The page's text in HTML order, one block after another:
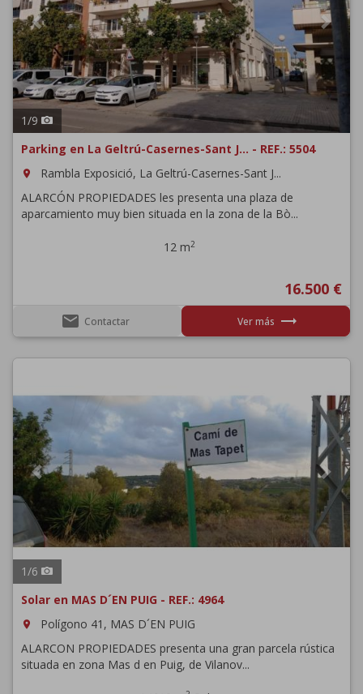
1/9
Parking en La Geltrú-Casernes-Sant J... - REF.: 5504
room
Rambla Exposició, La Geltrú-Casernes-Sant J...
ALARCÓN PROPIEDADES les presenta una plaza de
aparcamiento muy bien situada en la zona de la Bò...
12 m2
16.500 €
email Contactar Ver más trending_flat
Previous Next
1/6
Solar en MAS D´EN PUIG - REF.: 4964
room
Polígono 41, MAS D´EN PUIG
ALARCON PROPIEDADES presenta una gran parcela rústica
situada en zona Mas d en Puig, de Vilanov...